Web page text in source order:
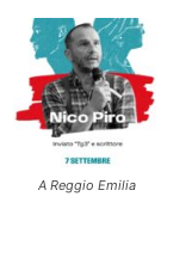
A Reggio Emilia